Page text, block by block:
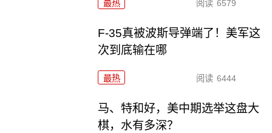
最热 阅读 6579
F-35真被波斯导弹端了！美军这
次到底输在哪
最热 阅读 6444
马、特和好，美中期选举这盘大
棋，水有多深？